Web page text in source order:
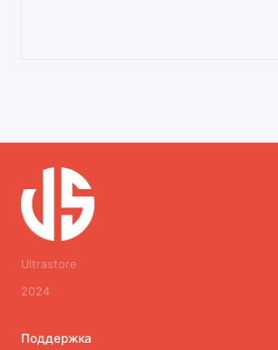
Ultrastore
2024
Поддержка